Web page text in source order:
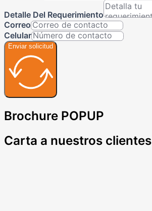
Detalle Del Requerimiento
Correo
Celular
Enviar solicitud
Brochure POPUP
Carta a nuestros clientes